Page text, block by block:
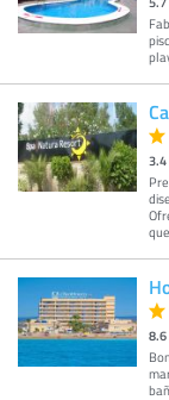
3.4
8.6